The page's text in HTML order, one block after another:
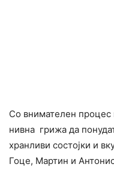
Со внимателен процес
нивна грижа да
хранливи состојки и
Гоце, Мартин и